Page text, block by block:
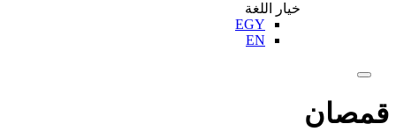
خيار اللغة
EGY
EN
قمصان